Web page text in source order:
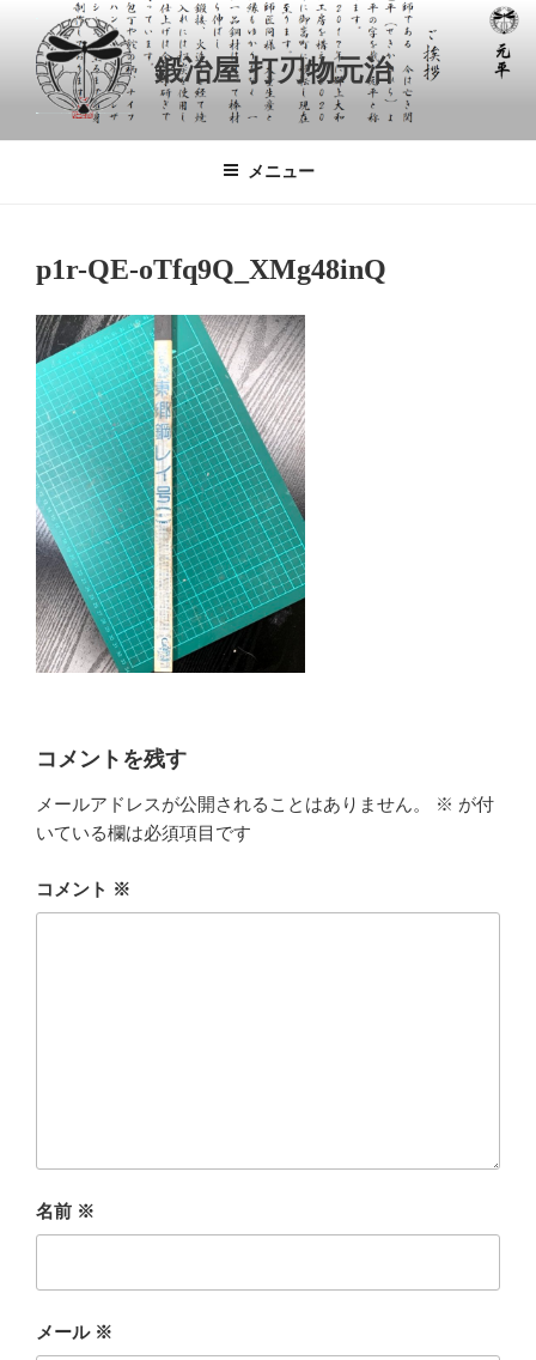
鍛冶屋 打刃物元治
メニュー
p1r-QE-oTfq9Q_XMg48inQ
コメントを残す
メールアドレスが公開されることはありません。 ※ が付
いている欄は必須項目です
コメント ※
名前 ※
メール ※